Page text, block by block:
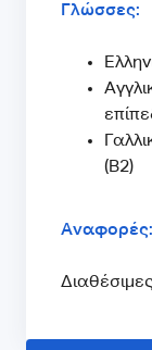
Γλώσσες:
(B2)
Αναφορές: